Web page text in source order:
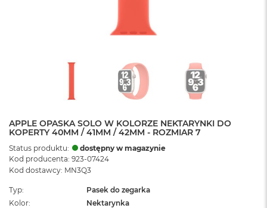
APPLE OPASKA SOLO W KOLORZE NEKTARYNKI DO
KOPERTY 40MM / 41MM / 42MM - ROZMIAR 7
Status produktu:
dostępny w magazynie
Kod producenta: 923-07424
Kod dostawcy: MN3Q3
Typ
Pasek do zegarka
Kolor
Nektarynka